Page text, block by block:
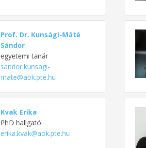
Prof. Dr. Kunsági-Máté
Sándor
egyetemi tanár
sandor.kunsagi-
mate@aok.pte.hu
Kvak Erika
PhD hallgató
erika.kvak@aok.pte.hu